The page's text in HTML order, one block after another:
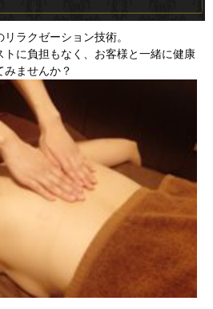
ラクゼーション技術。
トに負担もなく、お客様と一緒に健康
みませんか？